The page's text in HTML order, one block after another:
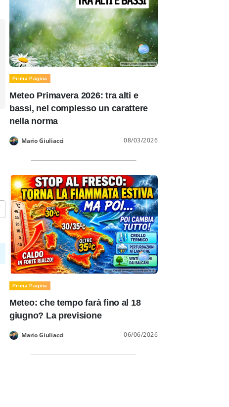
Prima Pagina
Meteo Primavera 2026: tra alti e
bassi, nel complesso un carattere
nella norma
Mario Giuliacci 08/03/2026
Prima Pagina
Meteo: che tempo farà fino al 18
giugno? La previsione
Mario Giuliacci 06/06/2026